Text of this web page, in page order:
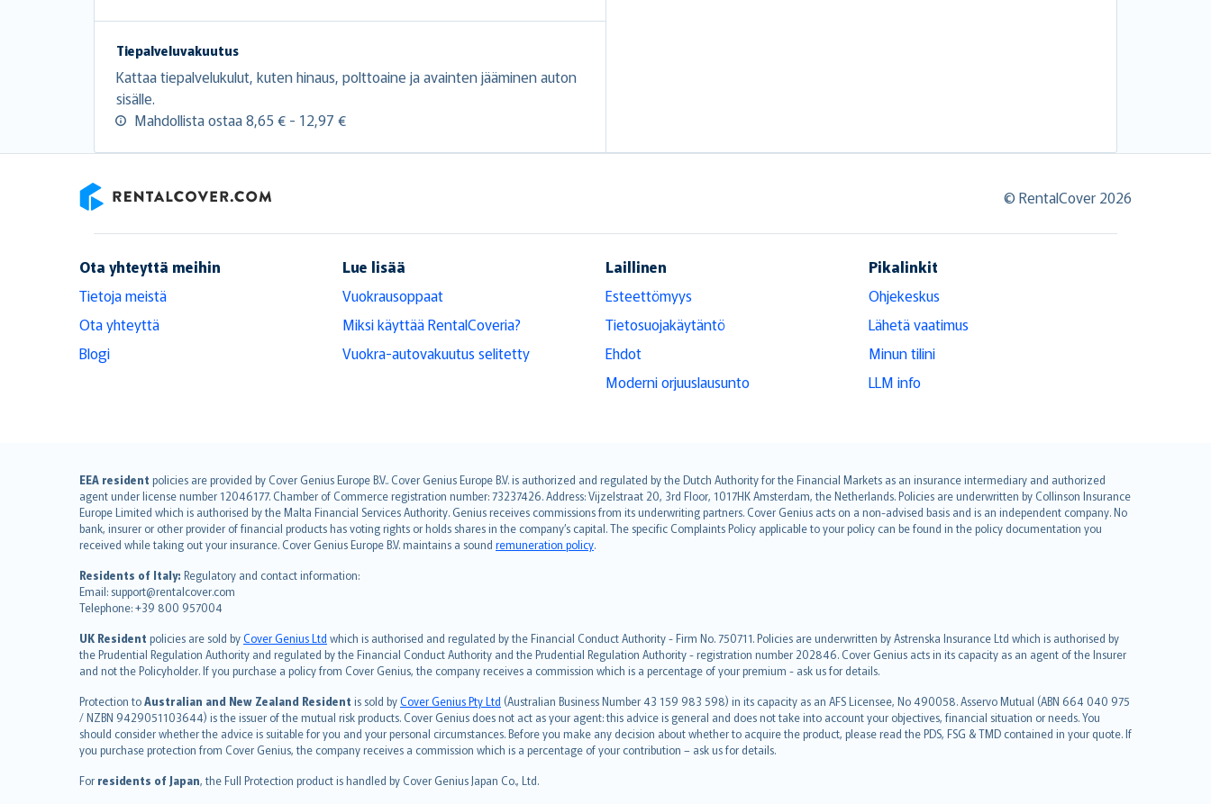
Tiepalveluvakuutus
Kattaa tiepalvelukulut, kuten hinaus, polttoaine ja avainten jääminen auton
sisälle.
Mahdollista ostaa 8,65 € - 12,97 €
© RentalCover 2026
Ota yhteyttä meihin
Tietoja meistä
Ota yhteyttä
Blogi
Lue lisää
Vuokrausoppaat
Miksi käyttää RentalCoveria?
Vuokra-autovakuutus selitetty
Laillinen
Esteettömyys
Tietosuojakäytäntö
Ehdot
Moderni orjuuslausunto
Pikalinkit
Ohjekeskus
Lähetä vaatimus
Minun tilini
LLM info
EEA resident policies are provided by Cover Genius Europe B.V.. Cover Genius Europe B.V. is authorized and regulated by the Dutch Authority for the Financial Markets as an insurance intermediary and authorized
agent under license number 12046177. Chamber of Commerce registration number: 73237426. Address: Vijzelstraat 20, 3rd Floor, 1017HK Amsterdam, the Netherlands. Policies are underwritten by Collinson Insurance
Europe Limited which is authorised by the Malta Financial Services Authority. Genius receives commissions from its underwriting partners. Cover Genius acts on a non-advised basis and is an independent company. No
bank, insurer or other provider of financial products has voting rights or holds shares in the company’s capital. The specific Complaints Policy applicable to your policy can be found in the policy documentation you
received while taking out your insurance. Cover Genius Europe B.V. maintains a sound remuneration policy.
Residents of Italy: Regulatory and contact information:
Email: support@rentalcover.com
Telephone: +39 800 957004
UK Resident policies are sold byCover Genius Ltd which is authorised and regulated by the Financial Conduct Authority - Firm No. 750711. Policies are underwritten by Astrenska Insurance Ltd which is authorised by
the Prudential Regulation Authority and regulated by the Financial Conduct Authority and the Prudential Regulation Authority - registration number 202846. Cover Genius acts in its capacity as an agent of the Insurer
and not the Policyholder. If you purchase a policy from Cover Genius, the company receives a commission which is a percentage of your premium - ask us for details.
Protection toAustralian and New Zealand Resident is sold byCover Genius Pty Ltd (Australian Business Number 43 159 983 598) in its capacity as an AFS Licensee, No 490058. Asservo Mutual (ABN 664 040 975
/ NZBN 9429051103644) is the issuer of the mutual risk products. Cover Genius does not act as your agent: this advice is general and does not take into account your objectives, financial situation or needs. You
should consider whether the advice is suitable for you and your personal circumstances. Before you make any decision about whether to acquire the product, please read the PDS, FSG & TMD contained in your quote. If
you purchase protection from Cover Genius, the company receives a commission which is a percentage of your contribution – ask us for details.
For residents of Japan, the Full Protection product is handled by Cover Genius Japan Co., Ltd.
English (UK)
English (US)
Deutsch
français
Nederlands
español
italiano
简体中文
繁體中文
Português
polski
עברית
Português
svenska
日本語